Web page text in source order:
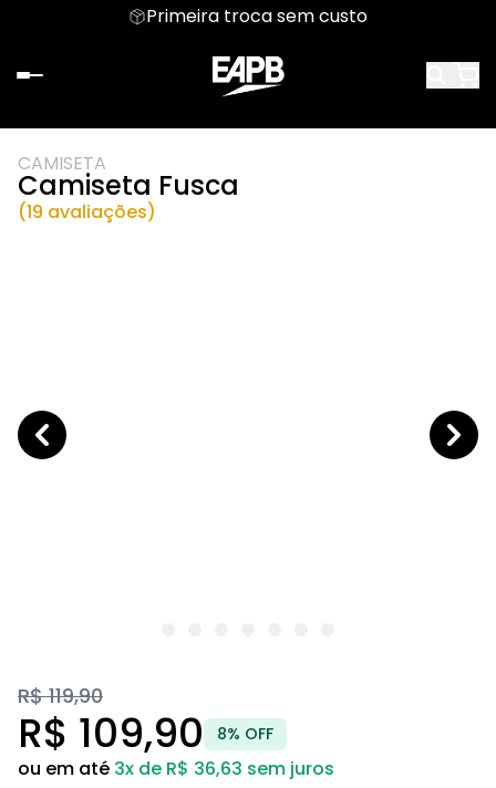
Primeira troca sem custo
CAMISETA
Camiseta Fusca
(19 avaliações)
R$ 119,90
R$ 109,90 8% OFF
ou em até 3x de R$ 36,63 sem juros